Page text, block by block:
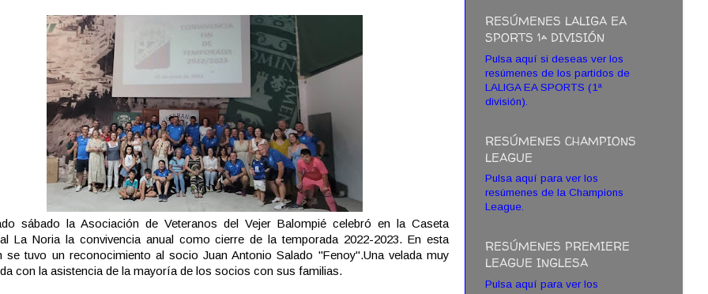
sábado la Asociación de Veteranos del Vejer Balompié celebró en la Caseta
La Noria la convivencia anual como cierre de la temporada 2022-2023. En esta
se tuvo un reconocimiento al socio Juan Antonio Salado "Fenoy".Una velada muy
con la asistencia de la mayoría de los socios con sus familias.
RESÚMENES LALIGA EA
SPORTS 1ª DIVISIÓN
Pulsa aquí si deseas ver los
resúmenes de los partidos de
LALIGA EA SPORTS (1ª
división).
RESÚMENES CHAMPIONS
LEAGUE
Pulsa aquí para ver los
resúmenes de la Champions
League.
RESÚMENES PREMIERE
LEAGUE INGLESA
Pulsa aquí para ver los